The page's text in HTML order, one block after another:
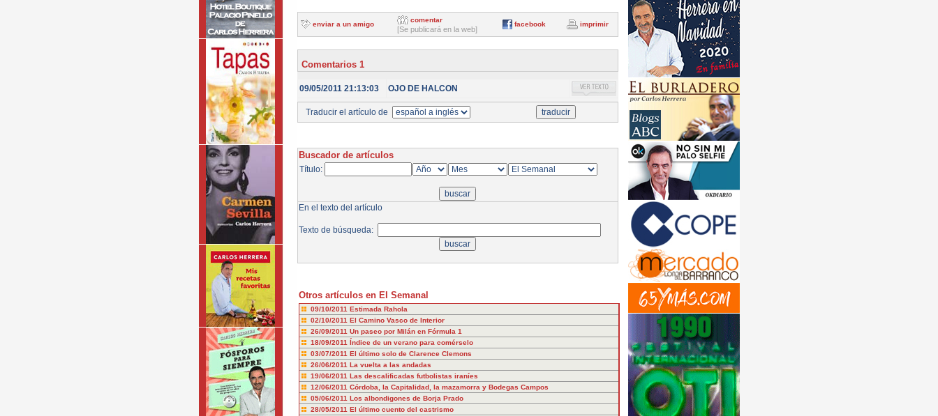
enviar a un amigo
comentar
[Se publicará en la web]
facebook imprimir
Comentarios 1
09/05/2011 21:13:03 OJO DE HALCON
Traducir el artículo de
Buscador de artículos
Título:
En el texto del artículo
Texto de búsqueda:
Otros artículos en El Semanal
09/10/2011 Estimada Rahola
02/10/2011 El Camino Vasco de Interior
26/09/2011 Un paseo por Milán en Fórmula 1
18/09/2011 Índice de un verano para comérselo
03/07/2011 El último solo de Clarence Clemons
26/06/2011 La vuelta a las andadas
19/06/2011 Las descalificadas futbolistas iraníes
12/06/2011 Córdoba, la Capitalidad, la mazamorra y Bodegas Campos
05/06/2011 Los albondigones de Borja Prado
28/05/2011 El último cuento del castrismo